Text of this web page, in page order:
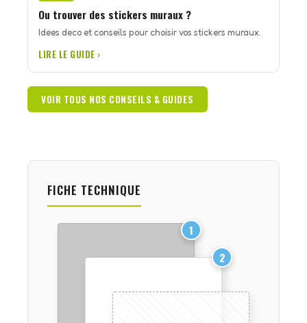
Ou trouver des stickers muraux ?
Idees deco et conseils pour choisir vos stickers muraux.
LIRE LE GUIDE ›
VOIR TOUS NOS CONSEILS & GUIDES
FICHE TECHNIQUE
1
2